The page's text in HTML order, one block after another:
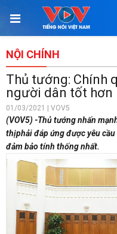
NỘI CHÍNH
Thủ tướng: Chính
người dân tốt hơn
01/03/2021 | VOV5
(VOV5) -Thủ tướng nhấn
thịphải đáp ứng được yêu
đảm bảo tính thống nhất.